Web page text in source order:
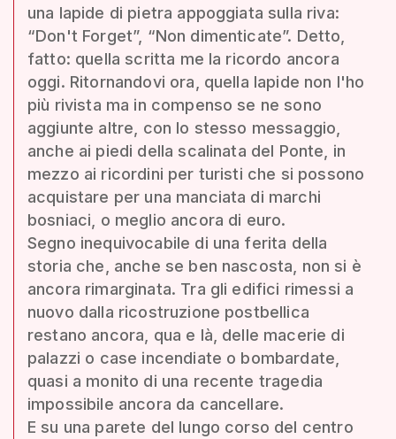
una lapide di pietra appoggiata sulla riva:
“Don't Forget”, “Non dimenticate”. Detto,
fatto: quella scritta me la ricordo ancora
oggi. Ritornandovi ora, quella lapide non l'ho
più rivista ma in compenso se ne sono
aggiunte altre, con lo stesso messaggio,
anche ai piedi della scalinata del Ponte, in
mezzo ai ricordini per turisti che si possono
acquistare per una manciata di marchi
bosniaci, o meglio ancora di euro.
Segno inequivocabile di una ferita della
storia che, anche se ben nascosta, non si è
ancora rimarginata. Tra gli edifici rimessi a
nuovo dalla ricostruzione postbellica
restano ancora, qua e là, delle macerie di
palazzi o case incendiate o bombardate,
quasi a monito di una recente tragedia
impossibile ancora da cancellare.
E su una parete del lungo corso del centro